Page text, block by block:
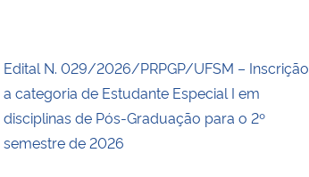
Edital N. 029/2026/PRPGP/UFSM – Inscrição
a categoria de Estudante Especial I em
disciplinas de Pós-Graduação para o 2º
semestre de 2026